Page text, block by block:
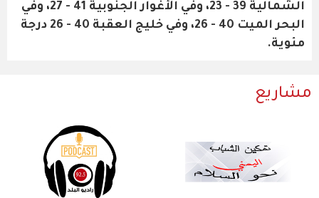
الشمالية 39 - 23، وفي الأغوار الجنوبية 41 - 27، وفي
البحر الميت 40 - 26، وفي خليج العقبة 40 - 26 درجة
مئوية.
مشاريع